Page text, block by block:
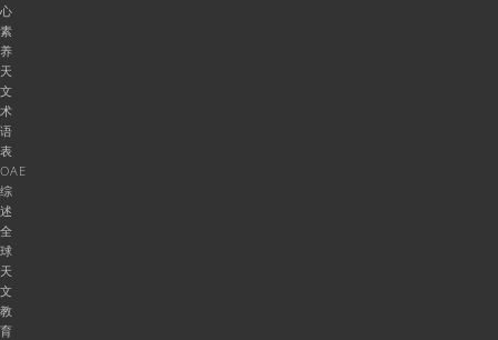
心
素
养
天
文
术
语
表
OAE
综
述
全
球
天
文
教
育